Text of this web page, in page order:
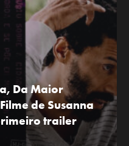
Da Maior
de Susanna
trailer